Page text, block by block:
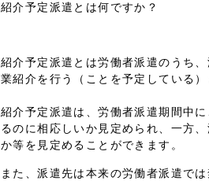
紹介予定派遣とは何ですか？
紹介予定派遣とは労働者派遣のうち
業紹介を行う（ことを予定している）
紹介予定派遣は、労働者派遣期間中
るのに相応しいか見定められ、一方
か等を見定めることができます。
また、派遣先は本来の労働者派遣で